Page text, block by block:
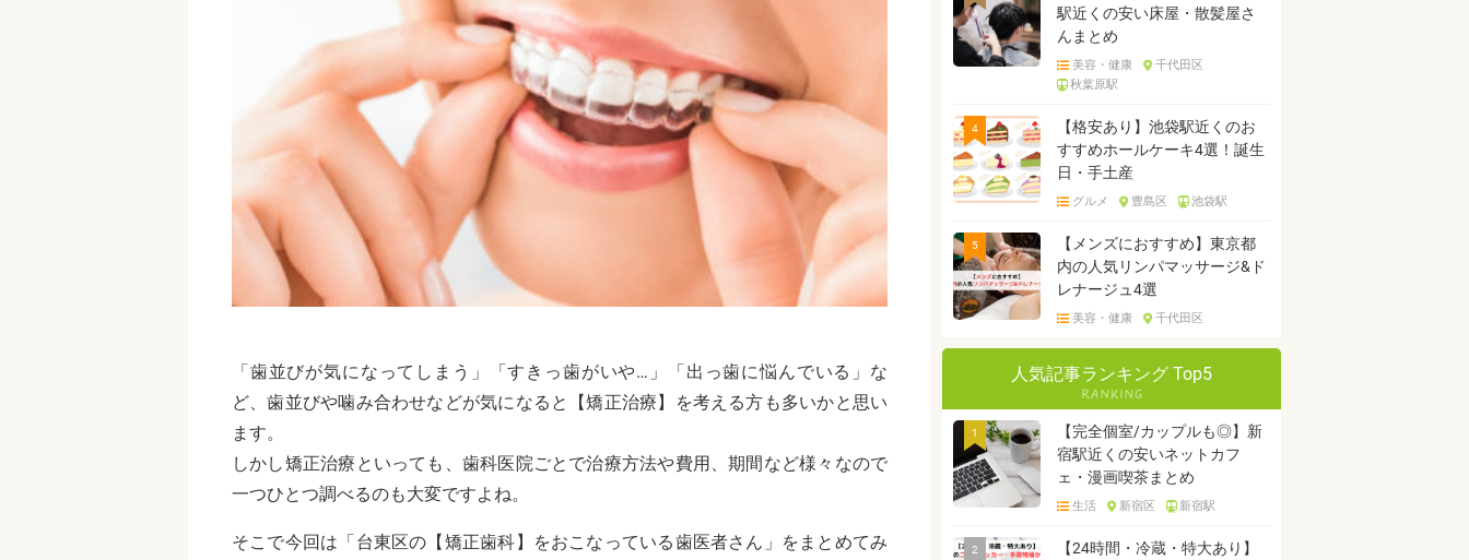
「歯並びが気になってしまう」「すきっ歯がいや…」「出っ歯に悩んでいる」な
ど、歯並びや噛み合わせなどが気になると【矯正治療】を考える方も多いかと思い
ます。
しかし矯正治療といっても、歯科医院ごとで治療方法や費用、期間など様々なので
一つひとつ調べるのも大変ですよね。
そこで今回は「台東区の【矯正歯科】をおこなっている歯医者さん」をまとめてみ
駅近くの安い床屋・散髪屋さ
んまとめ
美容・健康
千代田区
秋葉原駅
4
【格安あり】池袋駅近くのお
すすめホールケーキ4選！誕生
日・手土産
グルメ 豊島区 池袋駅
5
【メンズにおすすめ】東京都
内の人気リンパマッサージ&ド
レナージュ4選
美容・健康 千代田区
人気記事ランキング Top5
1
【完全個室/カップルも◎】新
宿駅近くの安いネットカフ
ェ・漫画喫茶まとめ
生活 新宿区 新宿駅
2
【24時間・冷蔵・特大あり】